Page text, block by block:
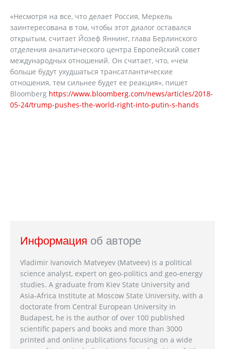
«Несмотря на все, что делает Россия, Меркель
заинтересована в том, чтобы этот диалог оставался
открытым, считает Йозеф Яннинг, глава Берлинского
отделения аналитического центра Европейский совет
международных отношений. Он считает, что, «чем
больше будут ухудшаться трансатлантические
отношения, тем сильнее будет ее реакция», пишет
Bloomberg https://www.bloomberg.com/news/articles/2018-
05-24/trump-pushes-the-world-right-into-putin-s-hands
Информация об авторе
Vladimir Ivanovich Matveyev (Matveev) is a political
science analyst, expert on geo-politics and geo-energy
studies. A graduate from Kiev State University and
Asia-Africa Institute at Moscow State University, with a
doctorate from Central European University in
Budapest, he is the author of over 100 published
scientific papers and books and more than 3000
printed and online publications focusing on a wide